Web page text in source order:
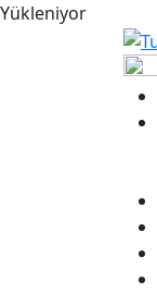
Yükleniyor